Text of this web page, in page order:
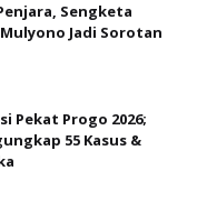
Sengketa
Jadi Sorotan
Pekat Progo 2026;
55 Kasus &